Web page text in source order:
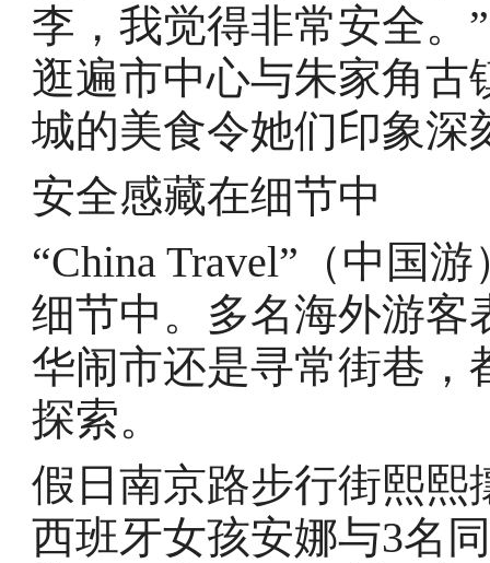
李，我觉得非常安全。
逛遍市中心与朱家角古
城的美食令她们印象深
安全感藏在细节中
“China Travel”（中国
细节中。多名海外游客
华闹市还是寻常街巷，
探索。
假日南京路步行街熙熙
西班牙女孩安娜与3名